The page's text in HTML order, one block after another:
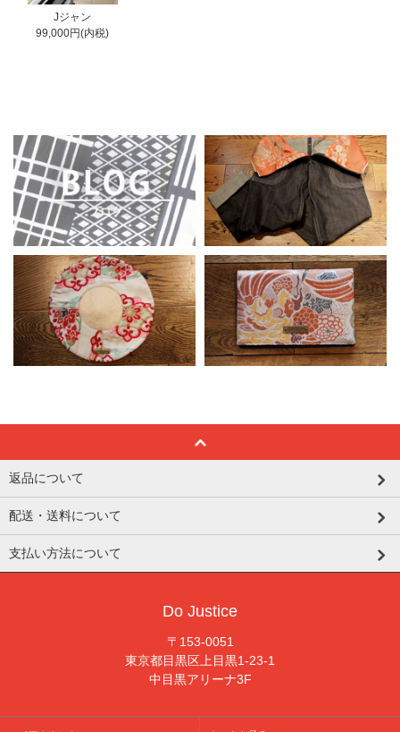
Jジャン
99,000円(内税)
返品について
配送・送料について
支払い方法について
Do Justice
〒153-0051
東京都目黒区上目黒1-23-1
中目黒アリーナ3F